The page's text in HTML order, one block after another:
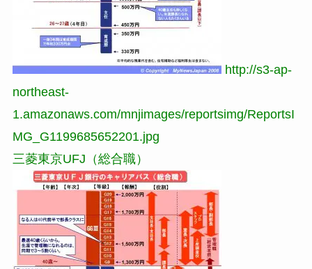
http://s3-ap-
northeast-
1.amazonaws.com/mnjimages/reportsimg/ReportsI
MG_G1199685652201.jpg
三菱東京UFJ（総合職）